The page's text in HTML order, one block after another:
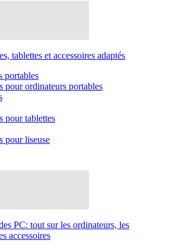
tablettes et accessoires adaptés
portables
pour ordinateurs portables
pour tablettes
pour liseuse
PC: tout sur les ordinateurs, les
accessoires